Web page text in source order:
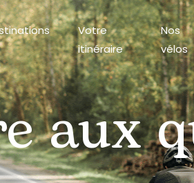
Votre
itinéraire
Nos
vélos
aux